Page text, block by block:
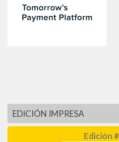
EDICIÓN IMPRESA
Edición